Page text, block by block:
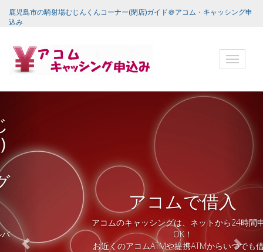
鹿児島市の騎射場むじんくんコーナー(閉店)ガイド＠アコム・キャッシング申
込み
ナ
ビ
ー
シ
アコムで借入
アコムのキャッシングは、ネットから24時間申込
OK！
お近くのアコムATMや提携ATMからいつでも借入